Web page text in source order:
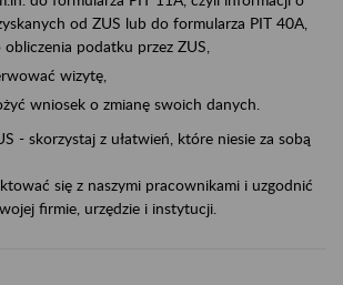
od ZUS lub do formularza PIT 40A,
podatku przez ZUS,
wizytę,
wniosek o zmianę swoich danych.
- skorzystaj z ułatwień, które niesie za sobą
się z naszymi pracownikami i uzgodnić
firmie, urzędzie i instytucji.